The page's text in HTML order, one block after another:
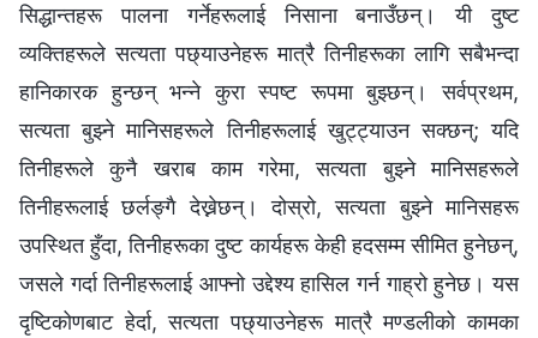
सिद्धान्तहरू पालना गर्नेहरूलाई निसाना बनाउँछन्। यी दुष्ट
व्यक्तिहरूले सत्यता पछ्याउनेहरू मात्रै तिनीहरूका लागि सबैभन्दा
हानिकारक हुन्छन् भन्ने कुरा स्पष्ट रूपमा बुझ्छन्। सर्वप्रथम,
सत्यता बुझ्ने मानिसहरूले तिनीहरूलाई खुट्ट्याउन सक्छन्; यदि
तिनीहरूले कुनै खराब काम गरेमा, सत्यता बुझ्ने मानिसहरूले
तिनीहरूलाई छर्लङ्गै देख्नेछन्। दोस्रो, सत्यता बुझ्ने मानिसहरू
उपस्थित हुँदा, तिनीहरूका दुष्ट कार्यहरू केही हदसम्म सीमित हुनेछन्,
जसले गर्दा तिनीहरूलाई आफ्नो उद्देश्य हासिल गर्न गाह्रो हुनेछ। यस
दृष्टिकोणबाट हेर्दा, सत्यता पछ्याउनेहरू मात्रै मण्डलीको कामका